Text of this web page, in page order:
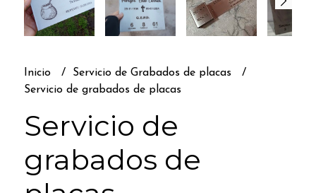
Inicio
Servicio de Grabados de placas
Servicio de grabados de placas
Servicio de
grabados de